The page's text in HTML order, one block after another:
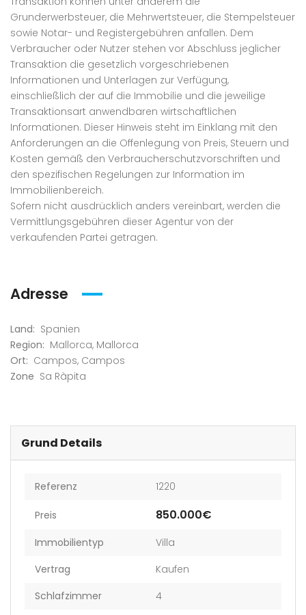
Grunderwerbsteuer, die Mehrwertsteuer, die Stempelsteuer
sowie Notar- und Registergebühren anfallen. Dem
Verbraucher oder Nutzer stehen vor Abschluss jeglicher
Transaktion die gesetzlich vorgeschriebenen
Informationen und Unterlagen zur Verfügung,
einschließlich der auf die Immobilie und die jeweilige
Transaktionsart anwendbaren wirtschaftlichen
Informationen. Dieser Hinweis steht im Einklang mit den
Anforderungen an die Offenlegung von Preis, Steuern und
Kosten gemäß den Verbraucherschutzvorschriften und
den spezifischen Regelungen zur Information im
Immobilienbereich.
Sofern nicht ausdrücklich anders vereinbart, werden die
Vermittlungsgebühren dieser Agentur von der
verkaufenden Partei getragen.
Adresse
Land: Spanien
Region: Mallorca, Mallorca
Ort: Campos, Campos
Zone Sa Ràpita
Grund Details
Referenz 1220
Preis 850.000€
Immobilientyp
Villa
Vertrag
Kaufen
Schlafzimmer
4